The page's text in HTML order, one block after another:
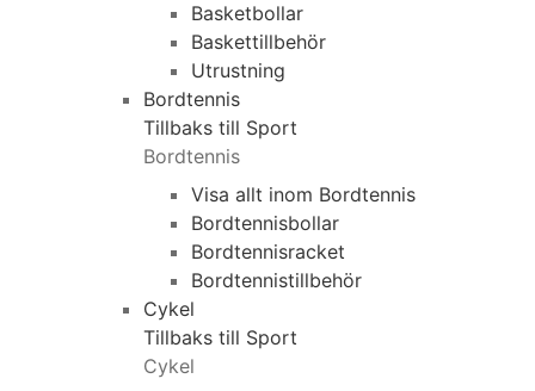
Basketbollar
Baskettillbehör
Utrustning
Bordtennis
Tillbaks till Sport
Bordtennis
Visa allt inom Bordtennis
Bordtennisbollar
Bordtennisracket
Bordtennistillbehör
Cykel
Tillbaks till Sport
Cykel